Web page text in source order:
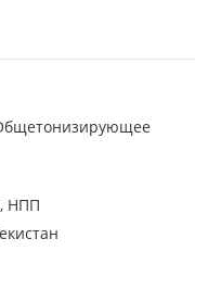
НПП